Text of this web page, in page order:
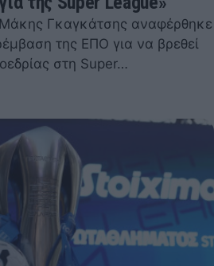
Γκαγκάτσης αναφέρθηκε
της ΕΠΟ για να βρεθεί
στη Super…